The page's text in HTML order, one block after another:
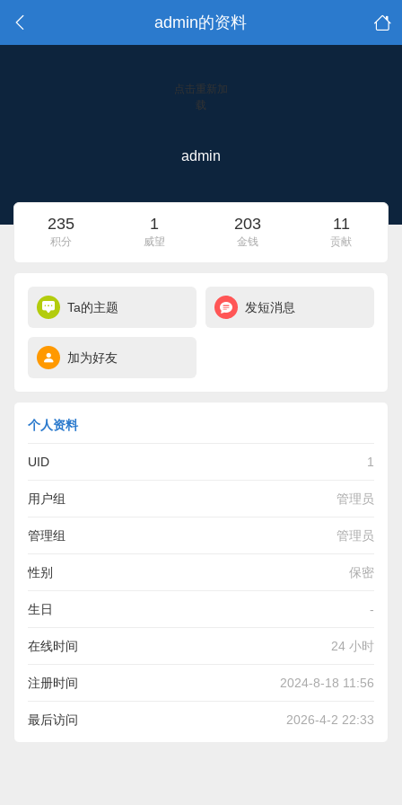
admin的资料
点击重新加
载
admin
235
积分
1
威望
203
金钱
11
贡献
Ta的主题 发短消息
加为好友
个人资料
UID 1
用户组 管理员
管理组 管理员
性别 保密
生日 -
在线时间 24 小时
注册时间 2024-8-18 11:56
最后访问 2026-4-2 22:33